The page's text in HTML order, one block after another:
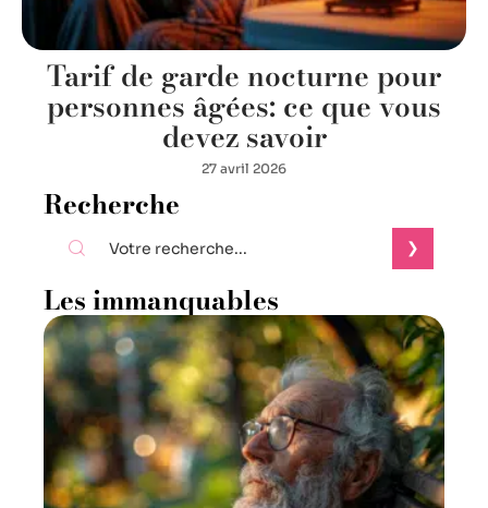
Tarif de garde nocturne pour
personnes âgées: ce que vous
devez savoir
27 avril 2026
Recherche
Les immanquables